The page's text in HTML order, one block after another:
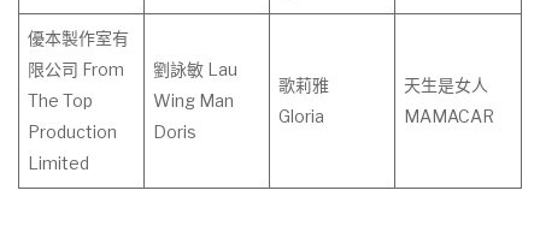
優本製作室有
限公司 From
The Top
Production
Limited
劉詠敏 Lau
Wing Man
Doris
歌莉雅
Gloria
天生是女人
MAMACAR